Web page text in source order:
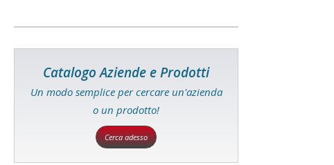
Catalogo Aziende e Prodotti
Un modo semplice per cercare un'azienda
o un prodotto!
Cerca adesso